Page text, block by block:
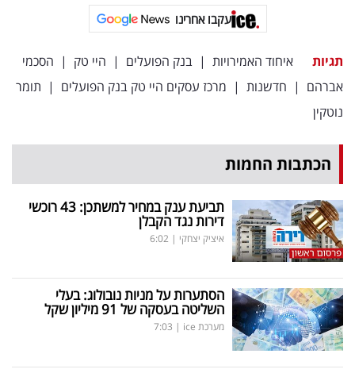
עקבו אחרינו
תגיות איחוד האמירויות | בנק הפועלים | היי טק | הסכמי
אברהם | חדשנות | מרכז עסקים היי טק בנק הפועלים | תומר
נוטקין
הכתבות החמות
תביעת ענק במחיר למשתכן: 43 רוכשי
דירות נגד הקבלן
איציק יצחקי |
6:02
הסתערות על מניות נובולוג: בעלי
השליטה בעסקה של 91 מיליון שקל
מערכת ice |
7:03